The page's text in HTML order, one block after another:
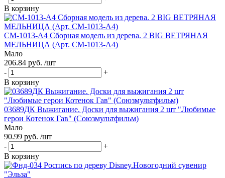
В корзину
СМ-1013-А4 Сборная модель из дерева. 2 BIG ВЕТРЯНАЯ
МЕЛЬНИЦА (Арт. СМ-1013-А4)
Мало
206.84 руб. /шт
-
+
В корзину
03689ДК Выжигание. Доски для выжигания 2 шт "Любимые
герои Котенок Гав" (Союзмультфильм)
Мало
90.99 руб. /шт
-
+
В корзину